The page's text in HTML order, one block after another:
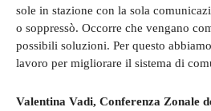
sole in stazione con la sola
o soppressò. Occorre che vengano
possibili soluzioni. Per questo
lavoro per migliorare il sistema di
Valentina Vadi, Conferenza Zonale